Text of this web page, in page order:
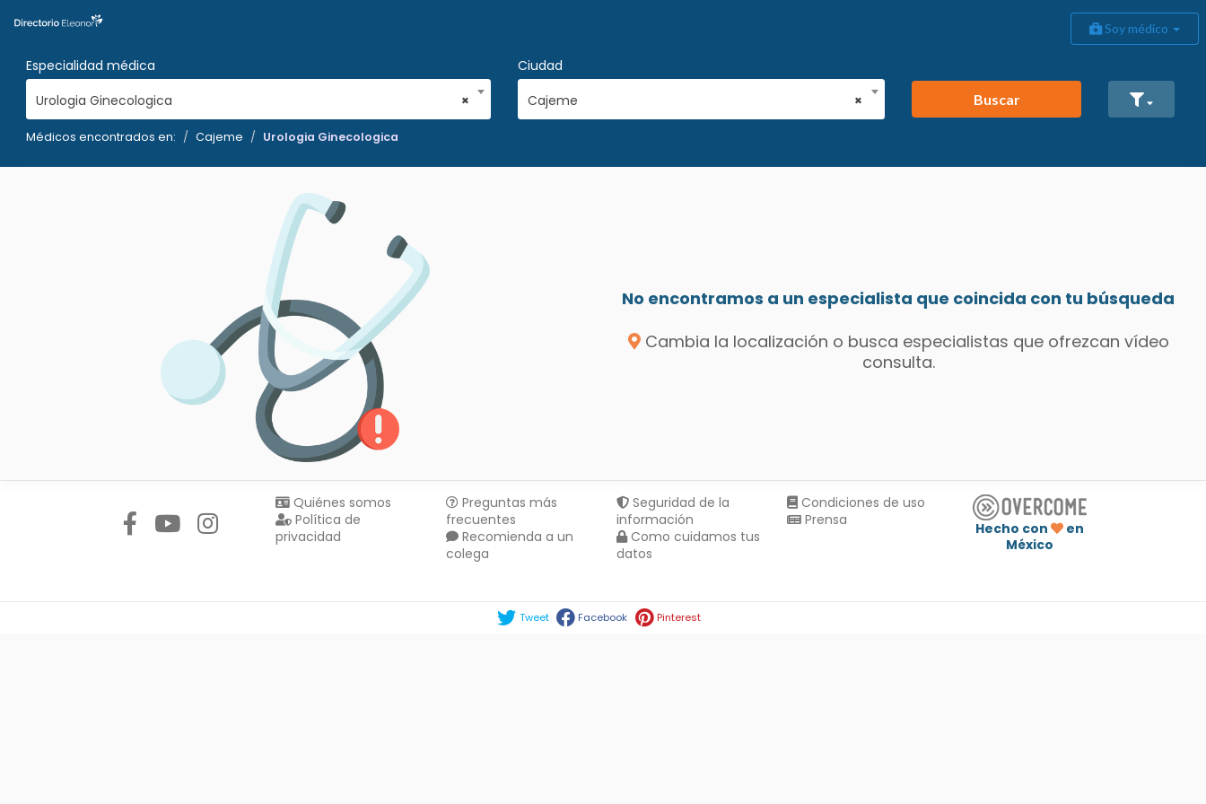
Soy médico
Especialidad médica
×
Urologia Ginecologica
Ciudad
×
Cajeme Buscar
Médicos encontrados en: Cajeme Urologia Ginecologica
No encontramos a un especialista que coincida con tu búsqueda
Cambia la localización o busca especialistas que ofrezcan vídeo
consulta.
Quiénes somos
Política de
privacidad
Preguntas más
frecuentes
Recomienda a un
colega
Seguridad de la
información
Como cuidamos tus
datos
Condiciones de uso
Prensa
Hecho con
en
México
Tweet Facebook Pinterest